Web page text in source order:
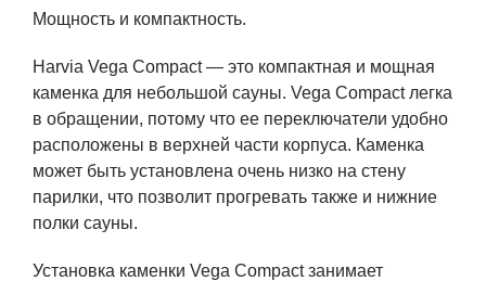
Мощность и компактность.
Harvia Vega Compact — это компактная и мощная
каменка для небольшой сауны. Vega Compact легка
в обращении, потому что ее переключатели удобно
расположены в верхней части корпуса. Каменка
может быть установлена очень низко на стену
парилки, что позволит прогревать также и нижние
полки сауны.
Установка каменки Vega Compact занимает